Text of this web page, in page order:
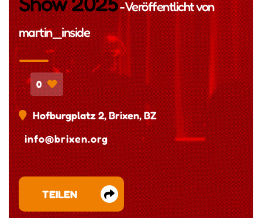
- Veröffentlicht von
martin_inside
0
Hofburgplatz 2, Brixen, BZ
info@brixen.org
TEILEN